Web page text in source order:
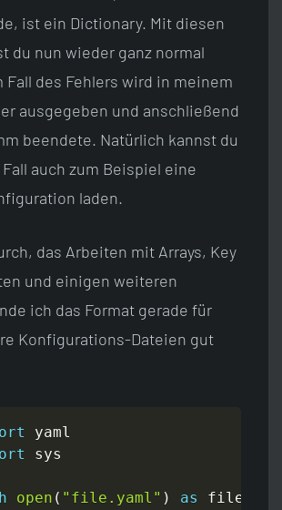
ist ein Dictionary. Mit diesen
du nun wieder ganz normal
Fall des Fehlers wird in meinem
ausgegeben und anschließend
beendete. Natürlich kannst du
auch zum Beispiel eine
laden.
das Arbeiten mit Arrays, Key
und einigen weiteren
ich das Format gerade für
Konfigurations-Dateien gut
sys
open ( "file.yaml" ) as